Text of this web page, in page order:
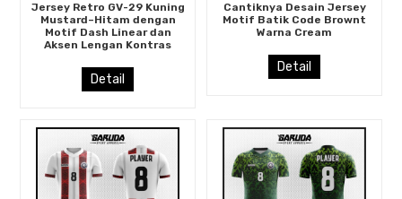
Jersey Retro GV-29 Kuning
Mustard–Hitam dengan
Motif Dash Linear dan
Aksen Lengan Kontras
Detail
Cantiknya Desain Jersey
Motif Batik Code Brownt
Warna Cream
Detail